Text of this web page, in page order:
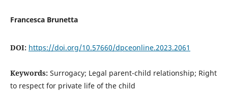
Francesca Brunetta
DOI: https://doi.org/10.57660/dpceonline.2023.2061
Keywords: Surrogacy; Legal parent-child relationship; Right
to respect for private life of the child